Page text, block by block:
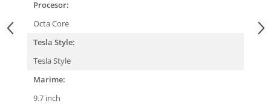
Procesor:
Octa Core
Tesla Style:
Tesla Style
Marime:
9.7 inch